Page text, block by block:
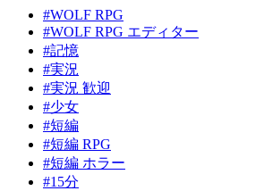
#WOLF RPG
#WOLF RPG エディター
#記憶
#実況
#実況 歓迎
#少女
#短編
#短編 RPG
#短編 ホラー
#15分